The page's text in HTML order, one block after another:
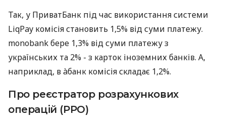
Так, у ПриватБанк під час використання системи
LiqPay комісія становить 1,5% від суми платежу.
monobank бере 1,3% від суми платежу з
українських та 2% - з карток іноземних банків. А,
наприклад, в àбанк комісія складає 1,2%.
Про реєстратор розрахункових
операцій (РРО)